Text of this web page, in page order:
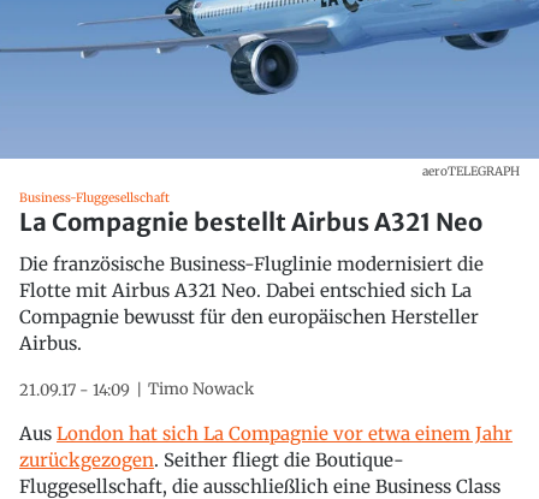
aeroTELEGRAPH
Business-Fluggesellschaft
La Compagnie bestellt Airbus A321 Neo
Die französische Business-Fluglinie modernisiert die
Flotte mit Airbus A321 Neo. Dabei entschied sich La
Compagnie bewusst für den europäischen Hersteller
Airbus.
21.09.17 - 14:09 Timo Nowack
Aus London hat sich La Compagnie vor etwa einem Jahr
zurückgezogen. Seither fliegt die Boutique-
Fluggesellschaft, die ausschließlich eine Business Class